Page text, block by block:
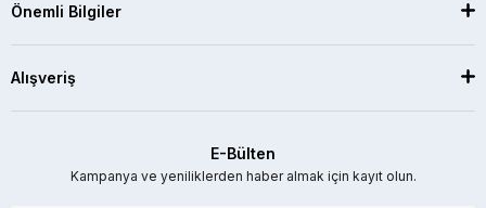
Önemli Bilgiler
Alışveriş
E-Bülten
Kampanya ve yeniliklerden haber almak için kayıt olun.